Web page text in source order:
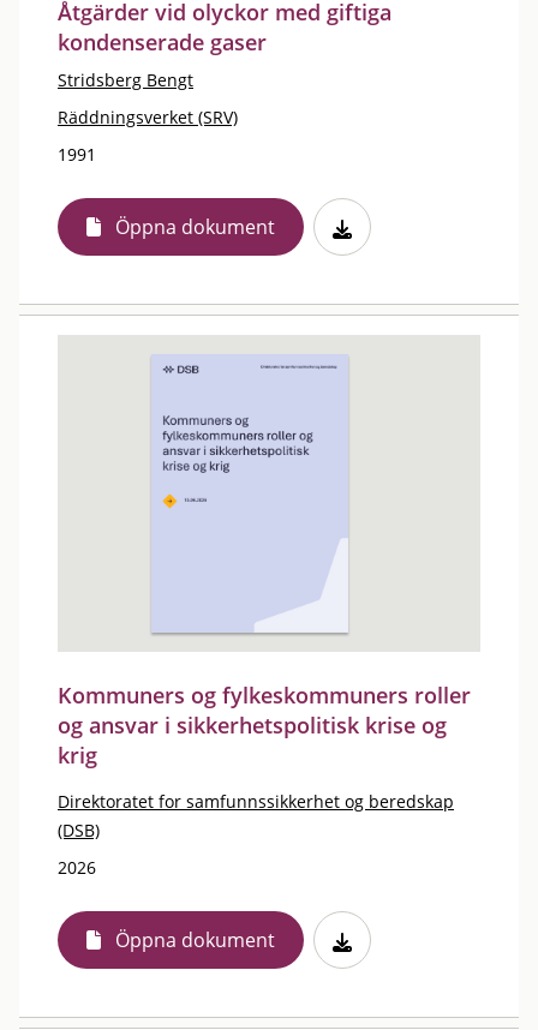
Åtgärder vid olyckor med giftiga
kondenserade gaser
Stridsberg Bengt
Räddningsverket (SRV)
1991
Öppna dokument
Kommuners og fylkeskommuners roller
og ansvar i sikkerhetspolitisk krise og
krig
Direktoratet for samfunnssikkerhet og beredskap
(DSB)
2026
Öppna dokument